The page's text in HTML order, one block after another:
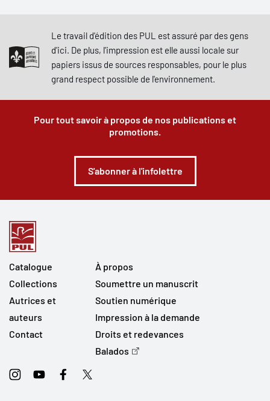
Le travail d'édition des PUL est assuré par des gens
d'ici. De plus, l'impression est elle aussi locale sur
papiers issus de sources responsables, pour le plus
grand respect possible de l'environnement.
Pour tout savoir à propos de nos publications et
promotions.
S'abonner à l'infolettre
Catalogue
Collections
Autrices et
auteurs
Contact
À propos
Soumettre un manuscrit
Soutien numérique
Impression à la demande
Droits et redevances
Balados
InstagramYoutubeFacebookTwitter